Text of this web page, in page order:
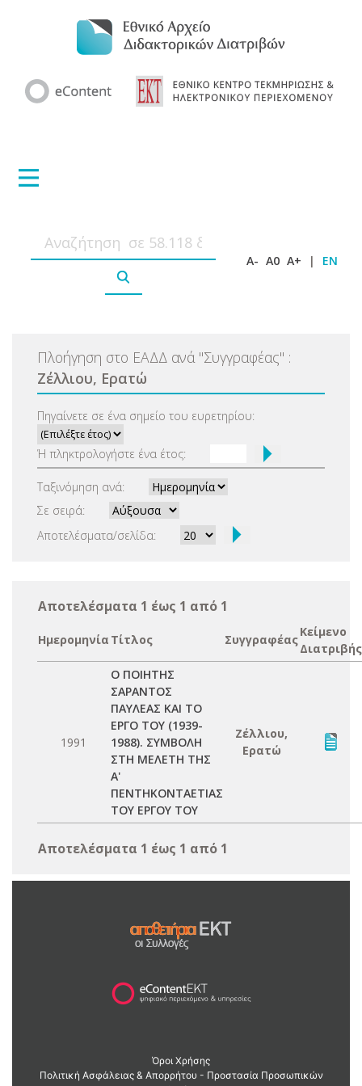
A- A0 A+ | EN
Πλοήγηση στο ΕΑΔΔ ανά "Συγγραφέας" :
Ζέλλιου, Ερατώ
Πηγαίνετε σε ένα σημείο του ευρετηρίου:
Ή πληκτρολογήστε ένα έτος:
Ταξινόμηση ανά:
Σε σειρά:
Αποτελέσματα/σελίδα:
Αποτελέσματα 1 έως 1 από 1
Ημερομηνία Τίτλος Συγγραφέας
Κείμενο
Διατριβής
1991
Ο ΠΟΙΗΤΗΣ
ΣΑΡΑΝΤΟΣ
ΠΑΥΛΕΑΣ ΚΑΙ ΤΟ
ΕΡΓΟ ΤΟΥ (1939-
1988). ΣΥΜΒΟΛΗ
ΣΤΗ ΜΕΛΕΤΗ ΤΗΣ
Α'
ΠΕΝΤΗΚΟΝΤΑΕΤΙΑΣ
ΤΟΥ ΕΡΓΟΥ ΤΟΥ
Ζέλλιου,
Ερατώ
Αποτελέσματα 1 έως 1 από 1